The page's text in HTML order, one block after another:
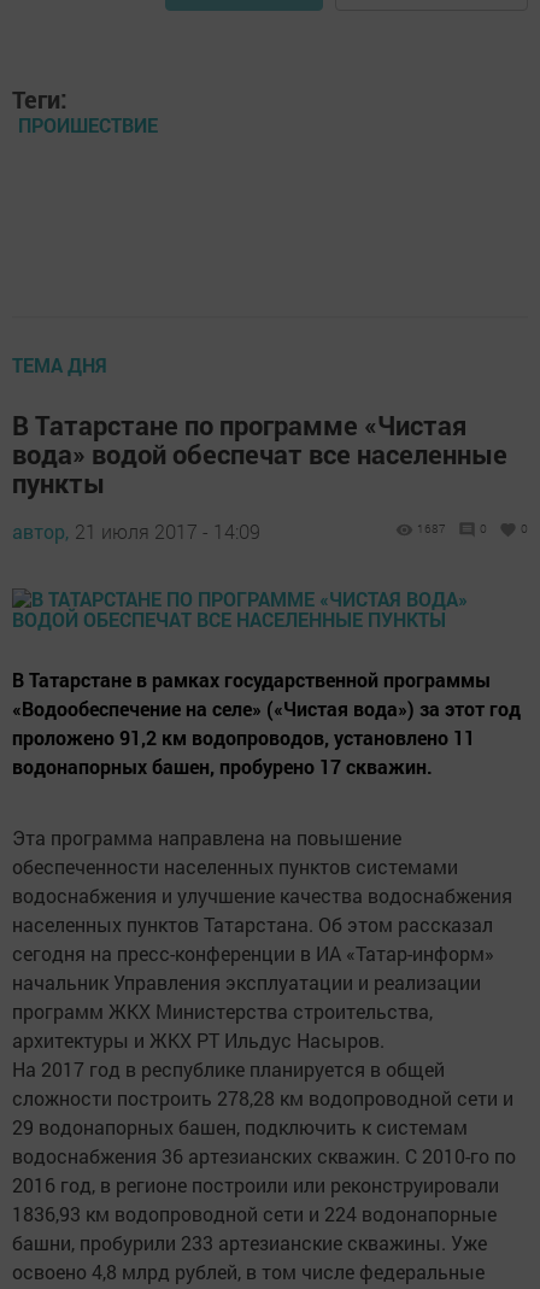
Теги:
ПРОИШЕСТВИЕ
ТЕМА ДНЯ
В Татарстане по программе «Чистая
вода» водой обеспечат все населенные
пункты
автор, 21 июля 2017 - 14:09 1687 0 0
В Татарстане в рамках государственной программы
«Водообеспечение на селе» («Чистая вода») за этот год
проложено 91,2 км водопроводов, установлено 11
водонапорных башен, пробурено 17 скважин.
Эта программа направлена на повышение
обеспеченности населенных пунктов системами
водоснабжения и улучшение качества водоснабжения
населенных пунктов Татарстана. Об этом рассказал
сегодня на пресс-конференции в ИА «Татар-информ»
начальник Управления эксплуатации и реализации
программ ЖКХ Министерства строительства,
архитектуры и ЖКХ РТ Ильдус Насыров.
На 2017 год в республике планируется в общей
сложности построить 278,28 км водопроводной сети и
29 водонапорных башен, подключить к системам
водоснабжения 36 артезианских скважин. С 2010-го по
2016 год, в регионе построили или реконструировали
1836,93 км водопроводной сети и 224 водонапорные
башни, пробурили 233 артезианские скважины. Уже
освоено 4,8 млрд рублей, в том числе федеральные